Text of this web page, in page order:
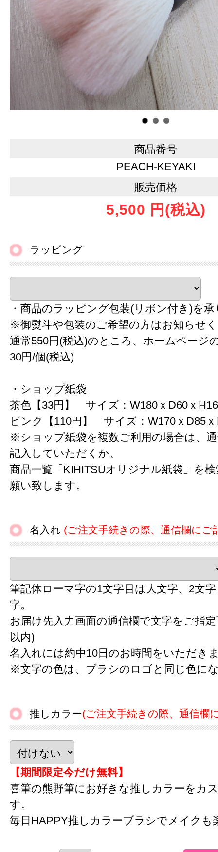
商品番号
PEACH-KEYAKI
販売価格
5,500 円 (税込)
ラッピング
・商品のラッピング包装(リボン付き)を
※御熨斗や包装のご希望の方はお知らせ
通常550円(税込)のところ、ホームページ
30円/個(税込)
・ショップ紙袋
茶色【33円】 サイズ：W180ｘD60ｘ
ピンク【110円】 サイズ：W170ｘD85ｘ
※ショップ紙袋を複数ご利用の場合は、
記入していただくか、
商品一覧「KIHITSUオリジナル紙袋」を
願い致します。
名入れ (ご注文手続きの際、通信欄にご
筆記体ローマ字の1文字目は大文字、2文
字。
お届け先入力画面の通信欄で文字をご指
以内)
名入れには約中10日のお時間をいただき
※文字の色は、ブラシのロゴと同じ色に
推しカラー(ご注文手続きの際、通信欄
【期間限定今だけ無料】
喜筆の熊野筆にお好きな推しカラーをカ
す。
毎日HAPPY推しカラーブラシでメイクも